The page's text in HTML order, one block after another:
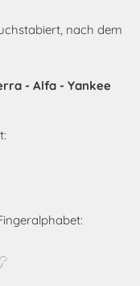
nach dem
- Alfa - Yankee